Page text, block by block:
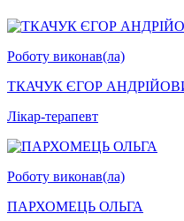
Роботу виконав(ла)
ТКАЧУК ЄГОР
Лікар-терапевт
Роботу виконав(ла)
ПАРХОМЕЦЬ ОЛЬГА